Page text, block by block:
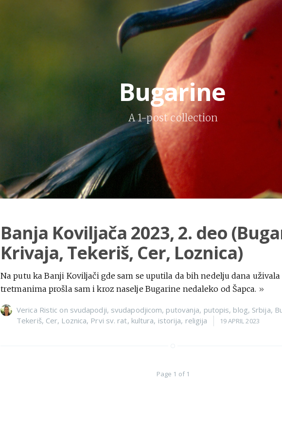
Bugarine
A 1-post collection
Banja Koviljača 2023, 2. deo
Krivaja, Tekeriš, Cer, Loznica)
Na putu ka Banji Koviljači gde sam se uputila da bih nedelju dana
tretmanima prošla sam i kroz naselje Bugarine nedaleko od Šapca. »
Verica Ristic on svudapodji, svudapodjicom, putovanja, putopis, blog, Srbija,
Tekeriš, Cer, Loznica, Prvi sv. rat, kultura, istorija, religija 19 APRIL 2023
Page 1 of 1